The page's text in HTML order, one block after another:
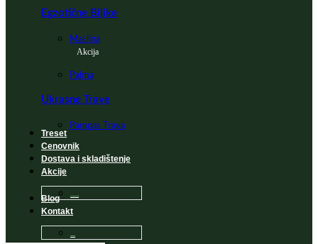
Egzotične Biljke
Maslina
Akcija
Palma
Ukrasne Trave
Pampas Trava
Treset
Cenovnik
Dostava i skladištenje
Akcije
Blog
Kontakt